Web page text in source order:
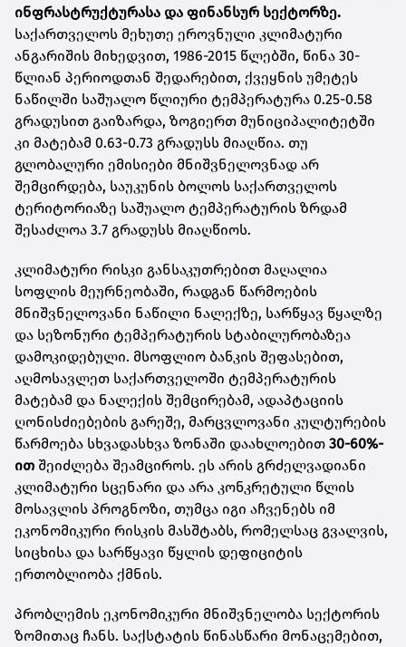
ინფრასტრუქტურასა და ფინანსურ სექტორზე.
საქართველოს მეხუთე ეროვნული კლიმატური
ანგარიშის მიხედვით, 1986-2015 წლებში, წინა 30-
წლიან პერიოდთან შედარებით, ქვეყნის უმეტეს
ნაწილში საშუალო წლიური ტემპერატურა 0.25-0.58
გრადუსით გაიზარდა, ზოგიერთ მუნიციპალიტეტში
კი მატებამ 0.63-0.73 გრადუსს მიაღწია. თუ
გლობალური ემისიები მნიშვნელოვნად არ
შემცირდება, საუკუნის ბოლოს საქართველოს
ტერიტორიაზე საშუალო ტემპერატურის ზრდამ
შესაძლოა 3.7 გრადუსს მიაღწიოს.
კლიმატური რისკი განსაკუთრებით მაღალია
სოფლის მეურნეობაში, რადგან წარმოების
მნიშვნელოვანი ნაწილი ნალექზე, სარწყავ წყალზე
და სეზონური ტემპერატურის სტაბილურობაზეა
დამოკიდებული. მსოფლიო ბანკის შეფასებით,
აღმოსავლეთ საქართველოში ტემპერატურის
მატებამ და ნალექის შემცირებამ, ადაპტაციის
ღონისძიებების გარეშე, მარცვლოვანი კულტურების
წარმოება სხვადასხვა ზონაში დაახლოებით 30-60%-
ით შეიძლება შეამციროს. ეს არის გრძელვადიანი
კლიმატური სცენარი და არა კონკრეტული წლის
მოსავლის პროგნოზი, თუმცა იგი აჩვენებს იმ
ეკონომიკური რისკის მასშტაბს, რომელსაც გვალვის,
სიცხისა და სარწყავი წყლის დეფიციტის
ერთობლიობა ქმნის.
პრობლემის ეკონომიკური მნიშვნელობა სექტორის
ზომითაც ჩანს. საქსტატის წინასწარი მონაცემებით,